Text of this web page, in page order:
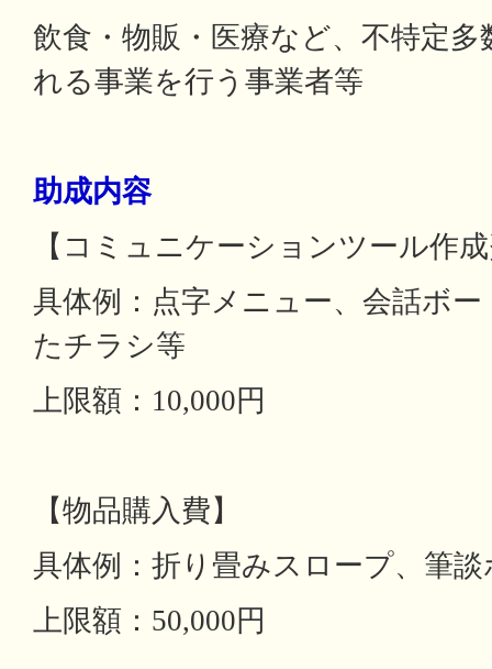
飲食・物販・医療など、不特定
れる事業を行う事業者等
助成内容
【コミュニケーションツール作
具体例：点字メニュー、会話ボ
たチラシ等
上限額：10,000円
【物品購入費】
具体例：折り畳みスロープ、筆
上限額：50,000円